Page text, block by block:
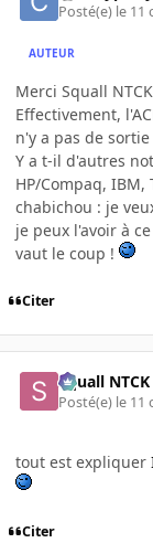
Posté(e) le 11
AUTEUR
Merci Squall
Effectivement,
n'y a pas de sortie
Y a t-il d'autres
HP/Compaq, IBM,
chabichou : je
je peux l'avoir à
vaut le coup !
Citer
Squall NTCK
Posté(e) le 11
tout est expliquer
Citer